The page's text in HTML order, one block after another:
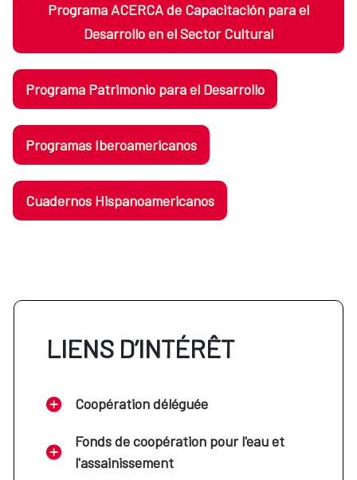
Programa ACERCA de Capacitación para el
Desarrollo en el Sector Cultural
Programa Patrimonio para el Desarrollo
Programas Iberoamericanos
Cuadernos Hispanoamericanos
LIENS D’INTÉRÊT
Coopération déléguée
Fonds de coopération pour l'eau et
l'assainissement